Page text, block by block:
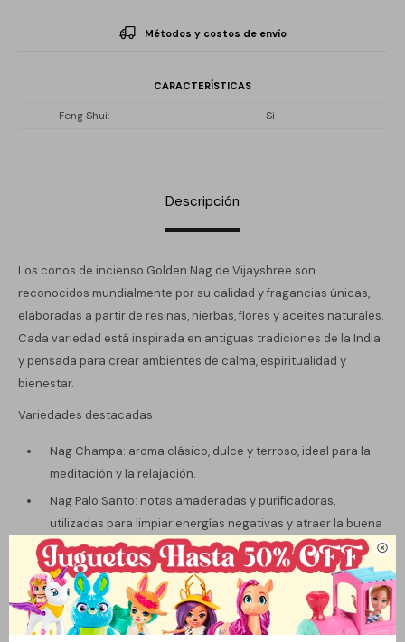

Métodos y costos de envío
CARACTERÍSTICAS
Feng Shui Si
Descripción
Los conos de incienso Golden Nag de Vijayshree son
reconocidos mundialmente por su calidad y fragancias únicas,
elaboradas a partir de resinas, hierbas, flores y aceites naturales.
Cada variedad está inspirada en antiguas tradiciones de la India
y pensada para crear ambientes de calma, espiritualidad y
bienestar.
Variedades destacadas
Nag Champa: aroma clásico, dulce y terroso, ideal para la
meditación y la relajación.
Nag Palo Santo: notas amaderadas y purificadoras,
utilizadas para limpiar energías negativas y atraer la buena
vibra.
Nag Sandal (Sándalo): fragancia cálida, suave y mística, que
favorece la concentración y la paz interior.
Nag Patchouli: aroma profundo, intenso y terroso, asociado